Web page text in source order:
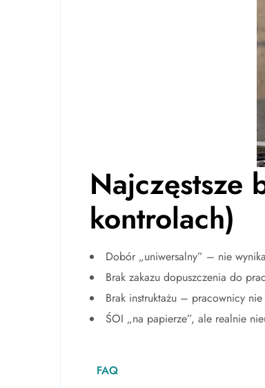
Najczęstsze
kontrolach)
Dobór „uniwersalny” – nie
Brak zakazu dopuszczenia do
Brak instruktażu – pracownicy
ŚOI „na papierze”, ale realnie
FAQ